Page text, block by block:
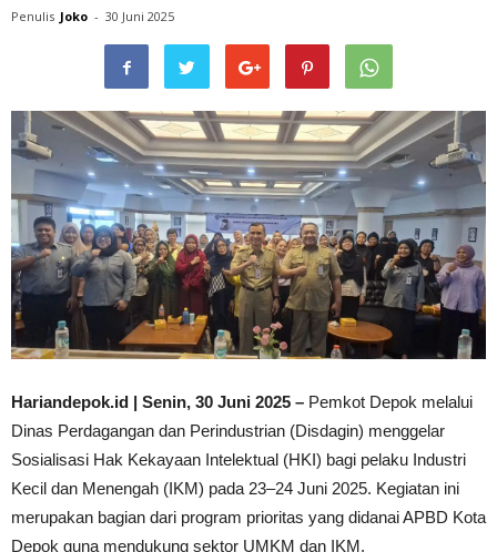
Penulis Joko - 30 Juni 2025
Hariandepok.id | Senin, 30 Juni 2025 – Pemkot Depok melalui
Dinas Perdagangan dan Perindustrian (Disdagin) menggelar
Sosialisasi Hak Kekayaan Intelektual (HKI) bagi pelaku Industri
Kecil dan Menengah (IKM) pada 23–24 Juni 2025. Kegiatan ini
merupakan bagian dari program prioritas yang didanai APBD Kota
Depok guna mendukung sektor UMKM dan IKM.